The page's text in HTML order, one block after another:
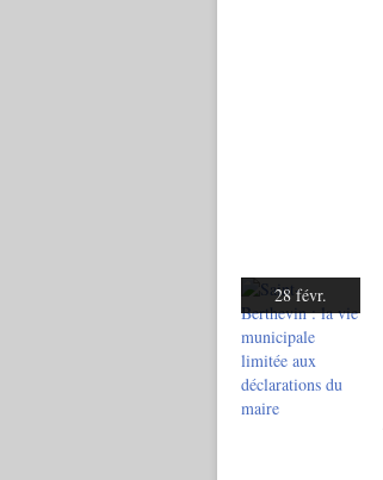
28 févr.